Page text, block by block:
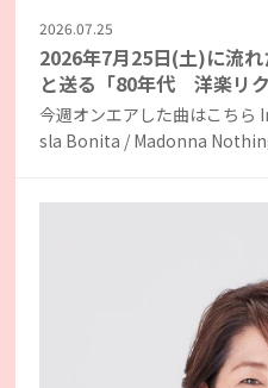
2026.07.25
2026年7月25日(土)に流
と送る「80年代 洋楽リク
今週オンエアした曲はこちら
sla Bonita / Madonna